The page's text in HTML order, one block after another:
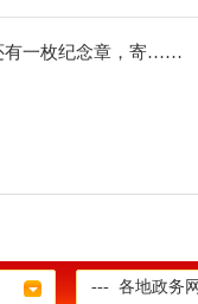
有一枚纪念章，寄……
--- 各地政务